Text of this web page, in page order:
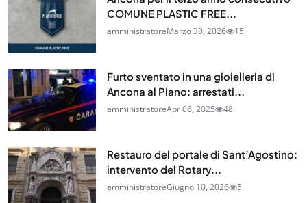
COMUNE PLASTIC FREE...
amministratoreMarzo 30, 2026 15
Furto sventato in una gioielleria di
Ancona al Piano: arrestati...
amministratoreApr 06, 2025 48
Restauro del portale di Sant’Agostino:
intervento del Rotary...
amministratoreGiugno 10, 2026 5